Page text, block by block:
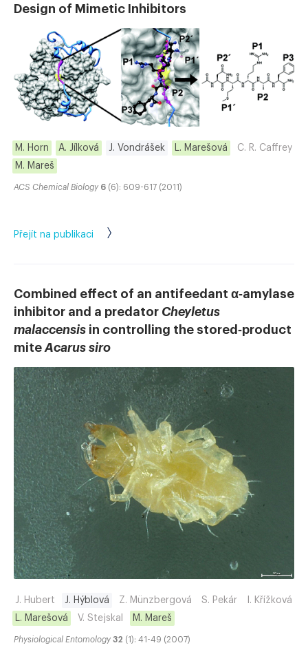
Design of Mimetic Inhibitors
M. Horn A. Jílková J. Vondrášek L. Marešová
C. R. Caffrey
M. Mareš
ACS Chemical Biology 6 (6): 609-617 (2011)
Přejít na publikaci
Combined effect of an antifeedant α‐amylase
inhibitor and a predator Cheyletus
malaccensis in controlling the stored‐product
mite Acarus siro
J. Hubert J. Hýblová Z. Münzbergová S. Pekár
I. Křížková
L. Marešová
V. Stejskal M. Mareš
Physiological Entomology 32 (1): 41-49 (2007)